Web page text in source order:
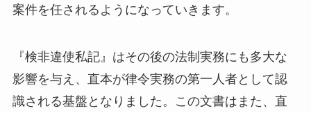
案件を任されるようになっていきます。
『検非違使私記』はその後の法制実務にも多大な
影響を与え、直本が律令実務の第一人者として認
識される基盤となりました。この文書はまた、直